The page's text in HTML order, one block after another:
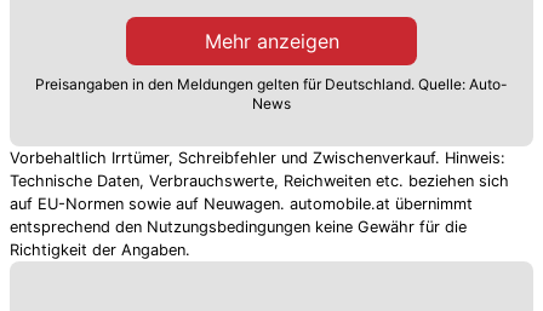
Mehr anzeigen
Preisangaben in den Meldungen gelten für Deutschland. Quelle: Auto-
News
Vorbehaltlich Irrtümer, Schreibfehler und Zwischenverkauf. Hinweis:
Technische Daten, Verbrauchswerte, Reichweiten etc. beziehen sich
auf EU-Normen sowie auf Neuwagen. automobile.at übernimmt
entsprechend den Nutzungsbedingungen keine Gewähr für die
Richtigkeit der Angaben.